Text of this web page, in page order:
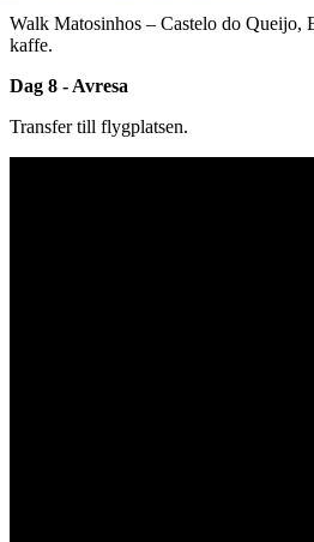
Walk Matosinhos – Castelo do Queijo,
kaffe.
Dag 8 - Avresa
Transfer till flygplatsen.